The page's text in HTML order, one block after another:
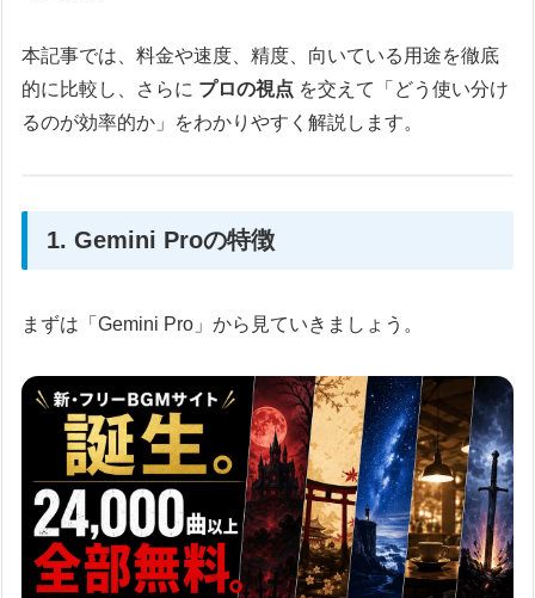
本記事では、料金や速度、精度、向いている用途を徹底
的に比較し、さらに プロの視点 を交えて「どう使い分け
るのが効率的か」をわかりやすく解説します。
1. Gemini Proの特徴
まずは「Gemini Pro」から見ていきましょう。